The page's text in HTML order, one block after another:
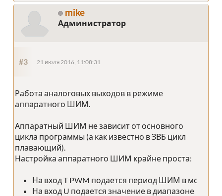
mike
Администратор
#3 21 июля 2016, 11:08:31
Работа аналоговых выходов в режиме
аппаратного ШИМ.
Аппаратный ШИМ не зависит от основного
цикла программы (а как известно в ЗВБ цикл
плавающий).
Настройка аппаратного ШИМ крайне проста:
На вход T PWM подается период ШИМ в мс
На вход U подается значение в диапазоне